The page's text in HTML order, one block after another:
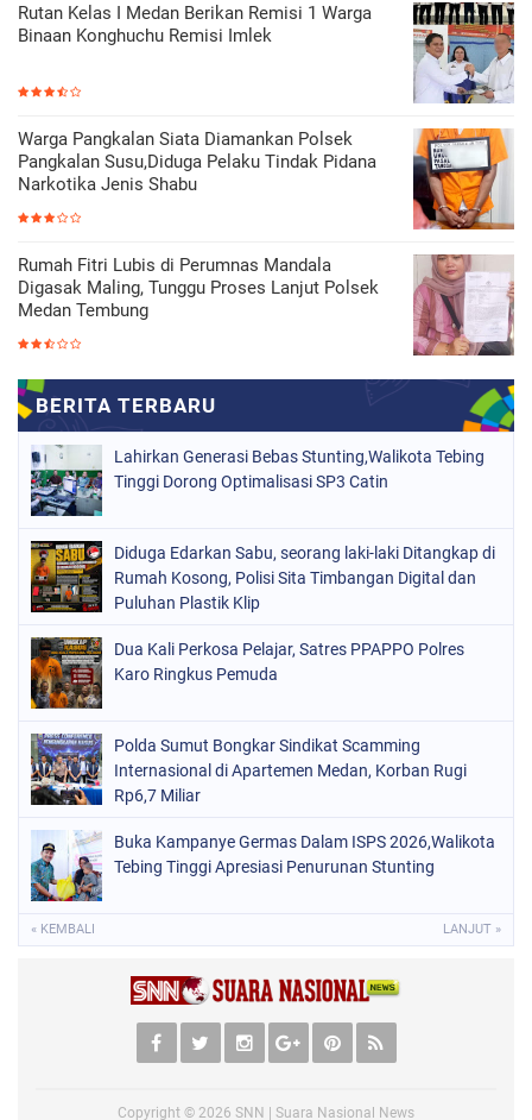
Rutan Kelas I Medan Berikan Remisi 1 Warga
Binaan Konghuchu Remisi Imlek
Warga Pangkalan Siata Diamankan Polsek
Pangkalan Susu,Diduga Pelaku Tindak Pidana
Narkotika Jenis Shabu
Rumah Fitri Lubis di Perumnas Mandala
Digasak Maling, Tunggu Proses Lanjut Polsek
Medan Tembung
Lahirkan Generasi Bebas Stunting,Walikota Tebing
Tinggi Dorong Optimalisasi SP3 Catin
Diduga Edarkan Sabu, seorang laki-laki Ditangkap di
Rumah Kosong, Polisi Sita Timbangan Digital dan
Puluhan Plastik Klip
Dua Kali Perkosa Pelajar, Satres PPAPPO Polres
Karo Ringkus Pemuda
Polda Sumut Bongkar Sindikat Scamming
Internasional di Apartemen Medan, Korban Rugi
Rp6,7 Miliar
Buka Kampanye Germas Dalam ISPS 2026,Walikota
Tebing Tinggi Apresiasi Penurunan Stunting
« KEMBALI LANJUT »
Copyright © 2026 SNN | Suara Nasional News